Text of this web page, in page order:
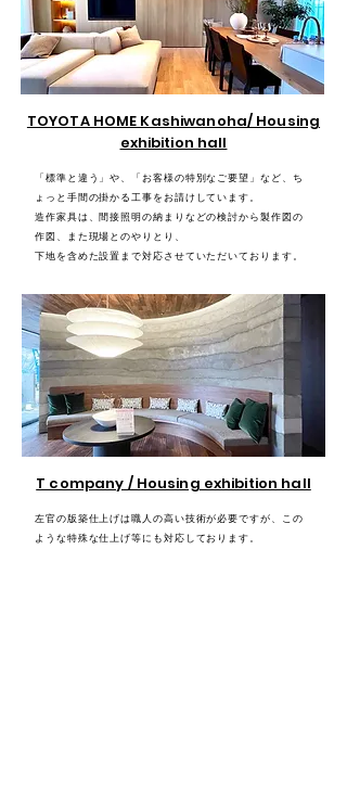
TOYOTA HOME Kashiwanoha/ Housing
exhibition hall
「標準と違う」や、「お客様の特別なご要望」など、ち
ょっと手間の掛かる工事をお請けしています。
造作家具は、間接照明の納まりなどの検討から製作図の
作図、また現場とのやりとり、
下地を含めた設置まで対応させていただいております。
T company / Housing exhibition hall
左官の版築仕上げは職人の高い技術が必要ですが、この
ような特殊な仕上げ等にも対応しております。